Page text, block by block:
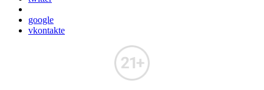
google
vkontakte